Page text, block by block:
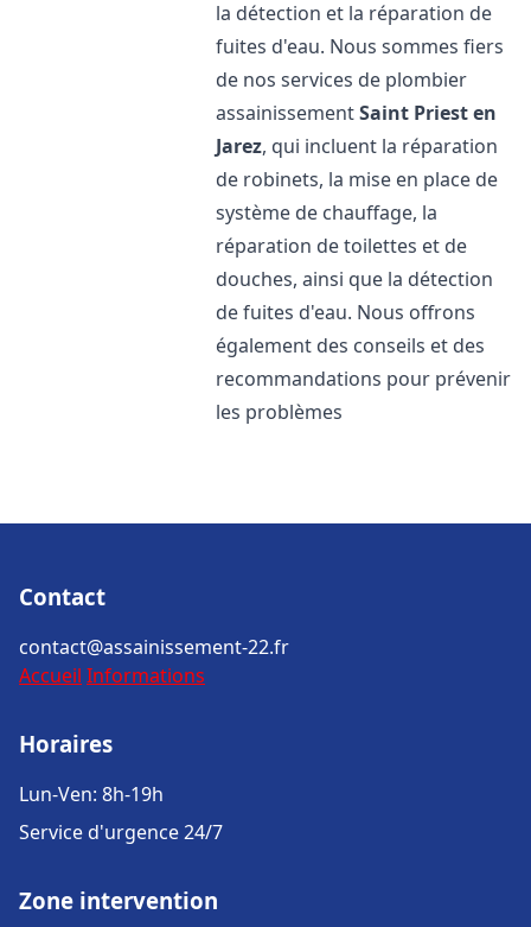
la détection et la réparation de
fuites d'eau. Nous sommes fiers
de nos services de plombier
assainissementSaint Priest en
Jarez, qui incluent la réparation
de robinets, la mise en place de
système de chauffage, la
réparation de toilettes et de
douches, ainsi que la détection
de fuites d'eau. Nous offrons
également des conseils et des
recommandations pour prévenir
les problèmes
Contact
contact@assainissement-22.fr
Accueil Informations
Horaires
Lun-Ven: 8h-19h
Service d'urgence 24/7
Zone intervention